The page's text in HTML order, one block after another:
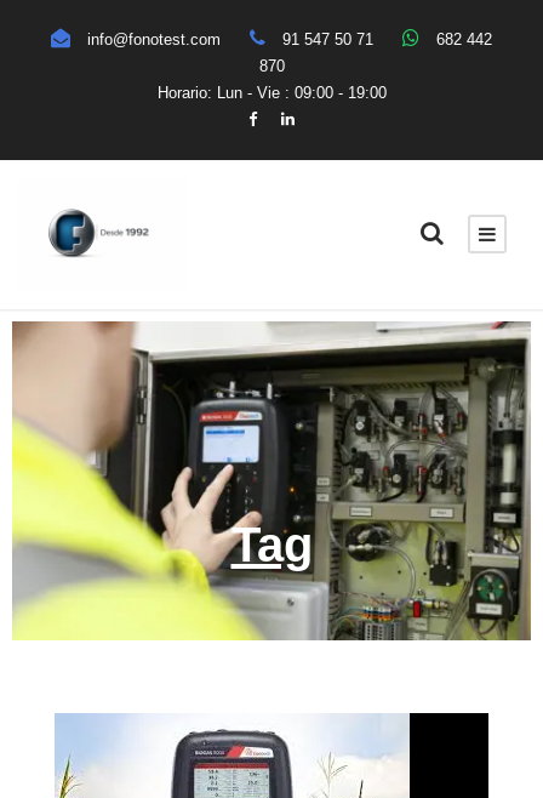
info@fonotest.com 91 547 50 71
682 442
870
Horario: Lun - Vie : 09:00 - 19:00
Tag